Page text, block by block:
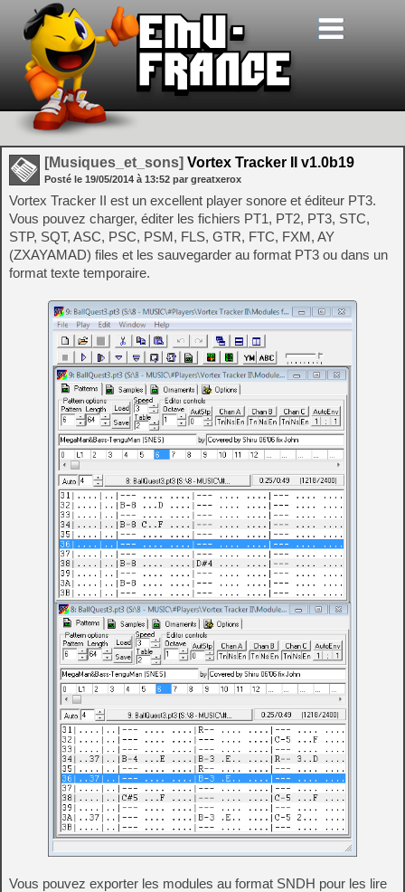
[Musiques_et_sons] Vortex Tracker II v1.0b19
Posté le 19/05/2014 à 13:52 par greatxerox
Vortex Tracker II est un excellent player sonore et éditeur PT3.
Vous pouvez charger, éditer les fichiers PT1, PT2, PT3, STC,
STP, SQT, ASC, PSC, PSM, FLS, GTR, FTC, FXM, AY
(ZXAYAMAD) files et les sauvegarder au format PT3 ou dans un
format texte temporaire.
Vous pouvez exporter les modules au format SNDH pour les lire